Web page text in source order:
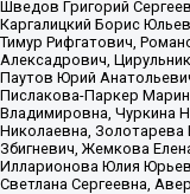
Шведов Григорий
Каргалицкий Борис
Тимур Рифгатович,
Алексадрович,
Паутов Юрий
Пислакова-Паркер
Владимировна, Чуркина
Николаевна, Золотарева
Збигневич, Жемкова
Илларионова Юлия
Светлана Сергеевна,